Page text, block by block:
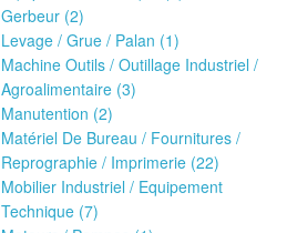
Gerbeur (2)
Levage / Grue / Palan (1)
Machine Outils / Outillage Industriel /
Agroalimentaire (3)
Manutention (2)
Matériel De Bureau / Fournitures /
Reprographie / Imprimerie (22)
Mobilier Industriel / Equipement
Technique (7)